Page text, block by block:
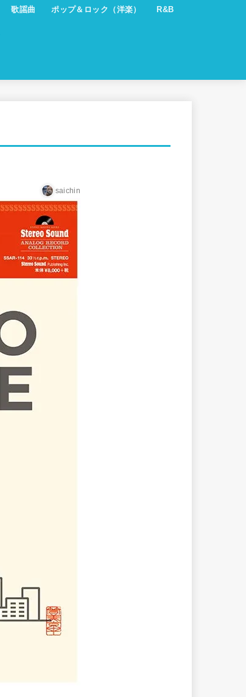
歌謡曲 ポップ＆ロック（洋楽） R&B
saichin